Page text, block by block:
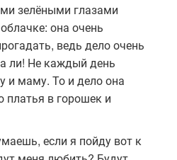
зелёными глазами
она очень
ведь дело очень
ли! Не каждый день
и маму. То и дело она
платья в горошек и
если я пойду вот к